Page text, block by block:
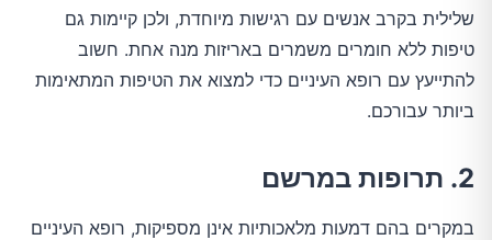
שלילית בקרב אנשים עם רגישות מיוחדת, ולכן קיימות גם
טיפות ללא חומרים משמרים באריזות מנה אחת. חשוב
להתייעץ עם רופא העיניים כדי למצוא את הטיפות המתאימות
ביותר עבורכם.
2. תרופות במרשם
במקרים בהם דמעות מלאכותיות אינן מספיקות, רופא העיניים